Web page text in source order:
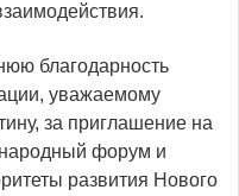
благодарность
уважаемому
за приглашение на
форум и
развития Нового